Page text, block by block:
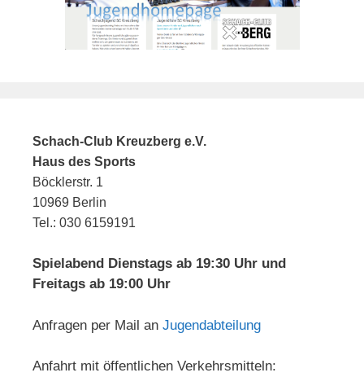
Schach-Club Kreuzberg e.V.
Haus des Sports
Böcklerstr. 1
10969 Berlin
Tel.: 030 6159191
Spielabend Dienstags ab 19:30 Uhr und
Freitags ab 19:00 Uhr
Anfragen per Mail an Jugendabteilung
Anfahrt mit öffentlichen Verkehrsmitteln: